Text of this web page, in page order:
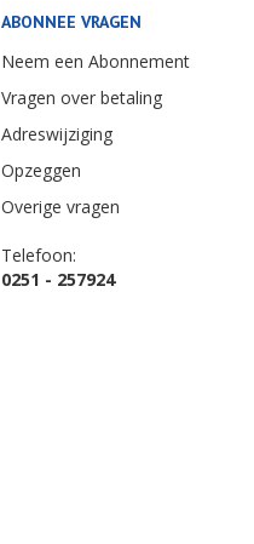
ABONNEE VRAGEN
Neem een Abonnement
Vragen over betaling
Adreswijziging
Opzeggen
Overige vragen
Telefoon:
0251 - 257924